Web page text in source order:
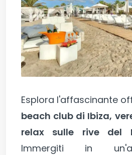
Esplora l'affascinante
beach club di Ibiza,
relax sulle rive del
Immergiti in